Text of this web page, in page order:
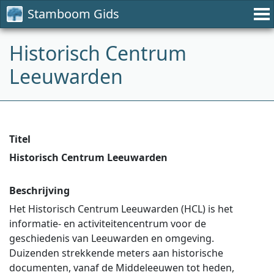
Stamboom Gids
Historisch Centrum
Leeuwarden
Titel
Historisch Centrum Leeuwarden
Beschrijving
Het Historisch Centrum Leeuwarden (HCL) is het
informatie- en activiteitencentrum voor de
geschiedenis van Leeuwarden en omgeving.
Duizenden strekkende meters aan historische
documenten, vanaf de Middeleeuwen tot heden,